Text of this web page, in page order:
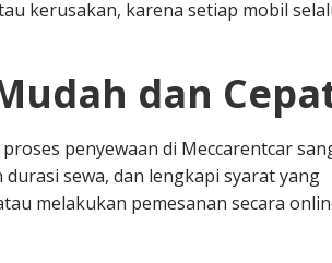
kerusakan, karena setiap mobil
dan
penyewaan di Meccarentcar
sewa, dan lengkapi syarat yang
melakukan pemesanan secara